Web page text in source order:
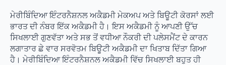
ਮੇਰੀਬਿੰਦਿਆ ਇੰਟਰਨੈਸ਼ਨਲ ਅਕੈਡਮੀ ਮੇਕਅਪ ਅਤੇ ਬਿਊਟੀ ਕੋਰਸਾਂ ਲਈ
ਭਾਰਤ ਦੀ ਨੰਬਰ ਇੱਕ ਅਕੈਡਮੀ ਹੈ। ਇਸ ਅਕੈਡਮੀ ਨੂੰ ਆਪਣੀ ਉੱਚ
ਸਿਖਲਾਈ ਗੁਣਵੱਤਾ ਅਤੇ ਸਭ ਤੋਂ ਵਧੀਆ ਨੌਕਰੀ ਦੀ ਪਲੇਸਮੈਂਟ ਦੇ ਕਾਰਨ
ਲਗਾਤਾਰ ਛੇ ਵਾਰ ਸਰਵੋਤਮ ਬਿਊਟੀ ਅਕੈਡਮੀ ਦਾ ਖਿਤਾਬ ਦਿੱਤਾ ਗਿਆ
ਹੈ। ਮੇਰੀਬਿੰਦਿਆ ਇੰਟਰਨੈਸ਼ਨਲ ਅਕੈਡਮੀ ਵਿੱਚ ਸਿਖਲਾਈ ਬਹੁਤ ਹੀ